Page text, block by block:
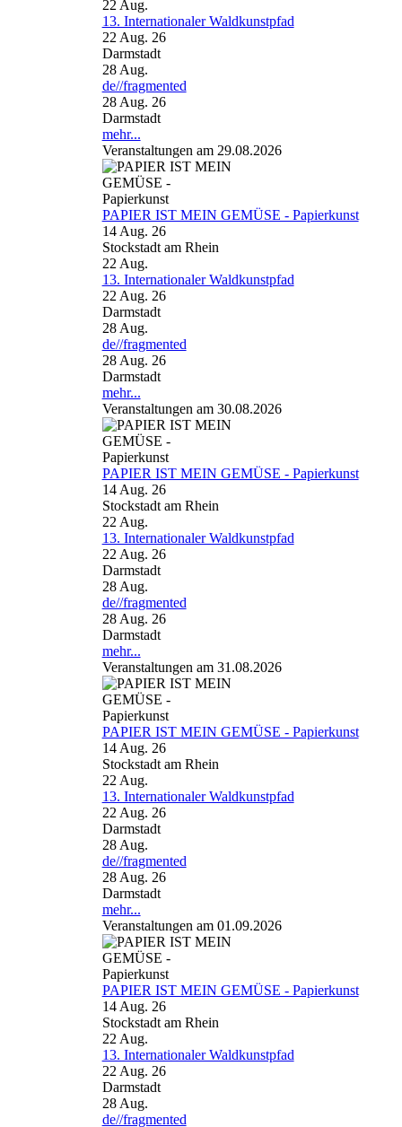
22 Aug.
13. Internationaler Waldkunstpfad
22 Aug. 26
Darmstadt
28 Aug.
de//fragmented
28 Aug. 26
Darmstadt
mehr...
Veranstaltungen am 29.08.2026
PAPIER IST MEIN GEMÜSE - Papierkunst
14 Aug. 26
Stockstadt am Rhein
22 Aug.
13. Internationaler Waldkunstpfad
22 Aug. 26
Darmstadt
28 Aug.
de//fragmented
28 Aug. 26
Darmstadt
mehr...
Veranstaltungen am 30.08.2026
PAPIER IST MEIN GEMÜSE - Papierkunst
14 Aug. 26
Stockstadt am Rhein
22 Aug.
13. Internationaler Waldkunstpfad
22 Aug. 26
Darmstadt
28 Aug.
de//fragmented
28 Aug. 26
Darmstadt
mehr...
Veranstaltungen am 31.08.2026
PAPIER IST MEIN GEMÜSE - Papierkunst
14 Aug. 26
Stockstadt am Rhein
22 Aug.
13. Internationaler Waldkunstpfad
22 Aug. 26
Darmstadt
28 Aug.
de//fragmented
28 Aug. 26
Darmstadt
mehr...
Veranstaltungen am 01.09.2026
PAPIER IST MEIN GEMÜSE - Papierkunst
14 Aug. 26
Stockstadt am Rhein
22 Aug.
13. Internationaler Waldkunstpfad
22 Aug. 26
Darmstadt
28 Aug.
de//fragmented